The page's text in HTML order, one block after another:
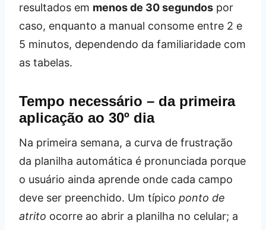
resultados em menos de 30 segundos por
caso, enquanto a manual consome entre 2 e
5 minutos, dependendo da familiaridade com
as tabelas.
Tempo necessário – da primeira
aplicação ao 30º dia
Na primeira semana, a curva de frustração
da planilha automática é pronunciada porque
o usuário ainda aprende onde cada campo
deve ser preenchido. Um típico ponto de
atrito ocorre ao abrir a planilha no celular; a